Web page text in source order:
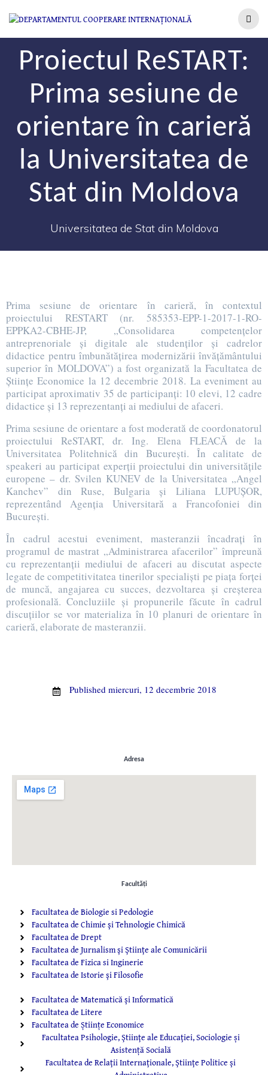
Proiectul ReSTART:
Prima sesiune de
orientare în carieră
la Universitatea de
Stat din Moldova
Universitatea de Stat din Moldova
Prima sesiune de orientare în carieră, în contextul
proiectului RESTART (nr. 585353-EPP-1-2017-1-RO-
EPPKA2-CBHE-JP, „Consolidarea competențelor
antreprenoriale și digitale ale studenților și cadrelor
didactice pentru îmbunătățirea modernizării învățământului
superior în MOLDOVA”) a fost organizată la Facultatea de
Științe Economice la 12 decembrie 2018. La eveniment au
participat aproximativ 35 de participanți: 10 elevi, 12 cadre
didactice și 13 reprezentanți ai mediului de afaceri.
Prima sesiune de orientare a fost moderată de coordonatorul
proiectului ReSTART, dr. Ing. Elena FLEACĂ de la
Universitatea Politehnică din București. În calitate de
speakeri au participat experții proiectului din universitățile
europene – dr. Svilen KUNEV de la Universitatea „Angel
Kanchev” din Ruse, Bulgaria și Liliana LUPUȘOR,
reprezentând Agenția Universitară a Francofoniei din
București.
În cadrul acestui eveniment, masteranzii încadrați în
programul de mastrat „Administrarea afacerilor” împreună
cu reprezentanții mediului de afaceri au discutat aspecte
legate de competitivitatea tinerilor specialiști pe piața forței
de muncă, angajarea cu succes, dezvoltarea și creșterea
profesională. Concluziile și propunerile făcute în cadrul
discuțiilor se vor materializa în 10 planuri de orientare în
carieră, elaborate de masteranzii.
Published miercuri, 12 decembrie 2018
Adresa
Facultăţi
Facultatea de Biologie si Pedologie
Facultatea de Chimie şi Tehnologie Chimică
Facultatea de Drept
Facultatea de Jurnalism şi Ştiinţe ale Comunicării
Facultatea de Fizica si Inginerie
Facultatea de Istorie şi Filosofie
Facultatea de Matematică şi Informatică
Facultatea de Litere
Facultatea de Științe Economice
Facultatea Psihologie, Ştiinţe ale Educaţiei, Sociologie și
Asistență Socială
Facultatea de Relaţii Internaţionale, Ştiinţe Politice şi